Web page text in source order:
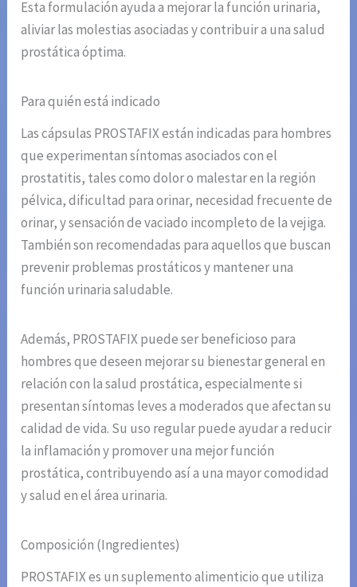
Esta formulación ayuda a mejorar la función urinaria,
aliviar las molestias asociadas y contribuir a una salud
prostática óptima.
Para quién está indicado
Las cápsulas PROSTAFIX están indicadas para hombres
que experimentan síntomas asociados con el
prostatitis, tales como dolor o malestar en la región
pélvica, dificultad para orinar, necesidad frecuente de
orinar, y sensación de vaciado incompleto de la vejiga.
También son recomendadas para aquellos que buscan
prevenir problemas prostáticos y mantener una
función urinaria saludable.
Además, PROSTAFIX puede ser beneficioso para
hombres que deseen mejorar su bienestar general en
relación con la salud prostática, especialmente si
presentan síntomas leves a moderados que afectan su
calidad de vida. Su uso regular puede ayudar a reducir
la inflamación y promover una mejor función
prostática, contribuyendo así a una mayor comodidad
y salud en el área urinaria.
Composición (Ingredientes)
PROSTAFIX es un suplemento alimenticio que utiliza